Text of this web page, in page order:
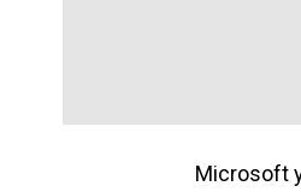
Microsoft